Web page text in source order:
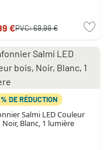
€PVC:69,99 €
DE RÉDUCTION
Salmi LED Couleur
Noir, Blanc, 1 lumière